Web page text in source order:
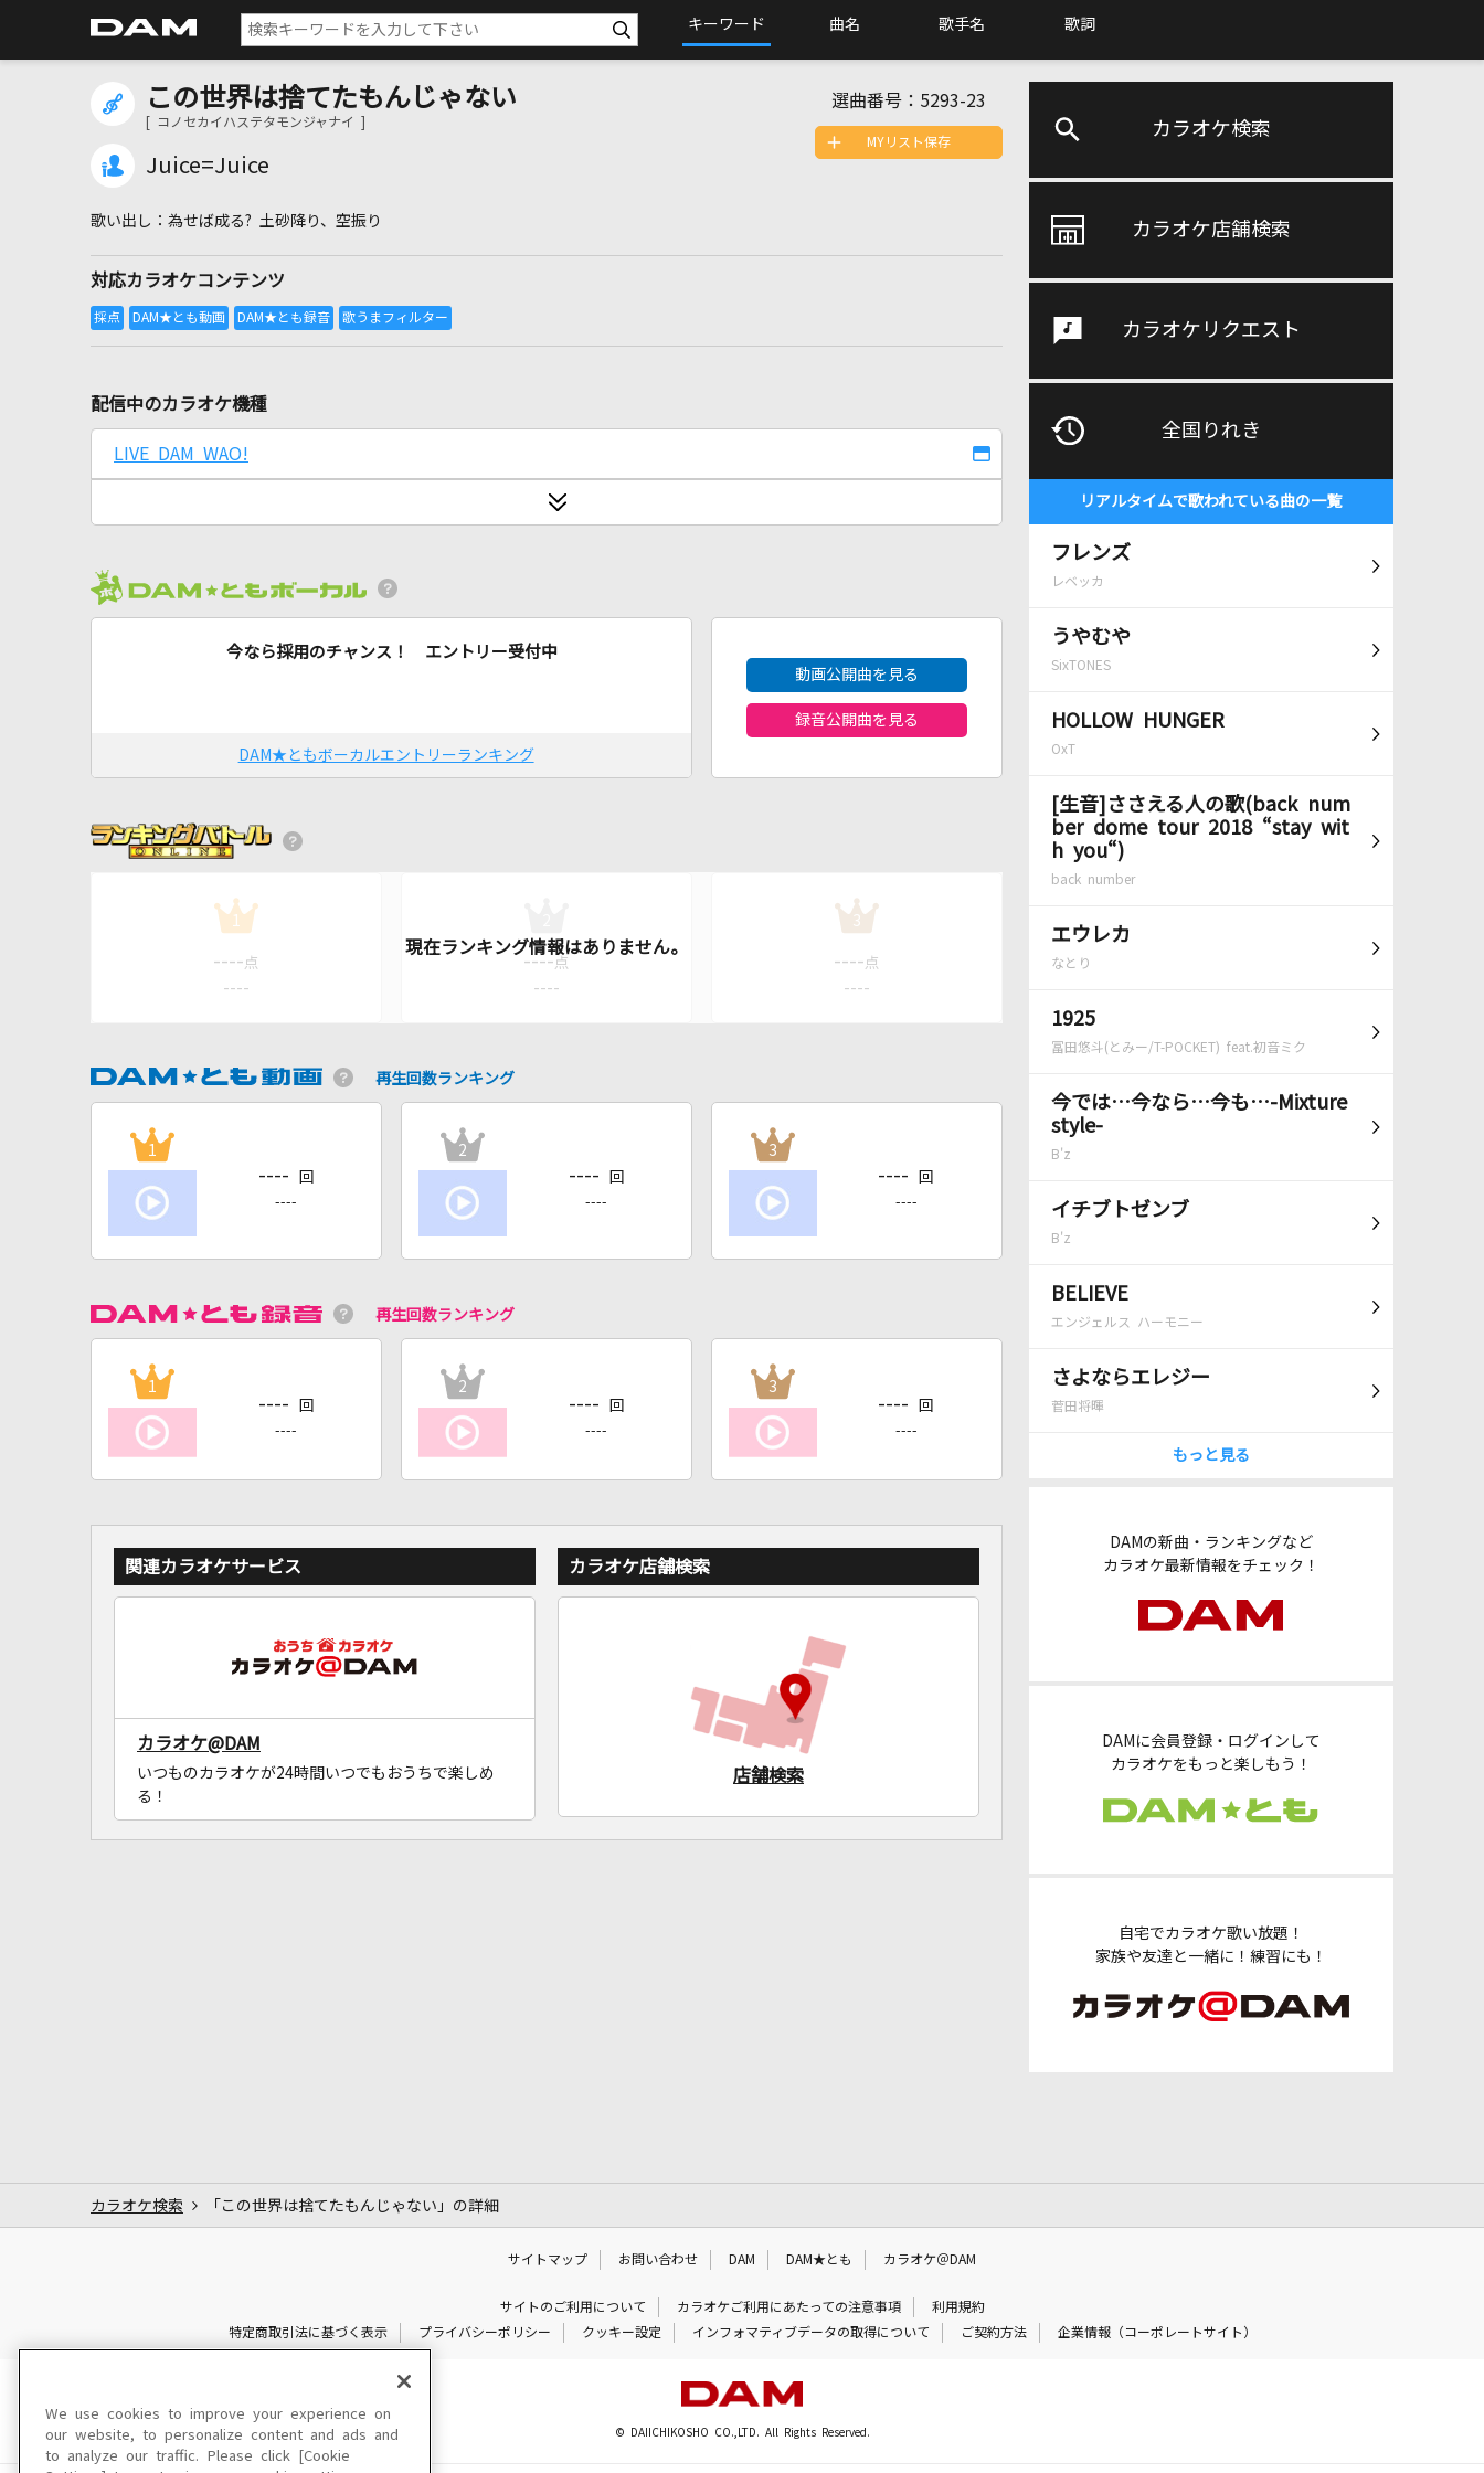
キーワード 曲名 歌手名 歌詞
カラオケ検索
カラオケ店舗検索
カラオケリクエスト
全国りれき
リアルタイムで歌われている曲の一覧
フレンズ
レベッカ
うやむや
SixTONES
HOLLOW HUNGER
OxT
[生音]ささえる人の歌(back num
ber dome tour 2018 “stay wit
h you“)
back number
エウレカ
なとり
1925
冨田悠斗(とみー/T-POCKET) feat.初音ミク
今では…今なら…今も…-Mixture
style-
B'z
イチブトゼンブ
B'z
BELIEVE
エンジェルス ハーモニー
さよならエレジー
菅田将暉
もっと見る
DAMの新曲・ランキングなど
カラオケ最新情報をチェック！
DAMに会員登録・ログインして
カラオケをもっと楽しもう！
自宅でカラオケ歌い放題！
家族や友達と一緒に！練習にも！
この世界は捨てたもんじゃない
[ コノセカイハステタモンジャナイ ]
Juice=Juice
選曲番号： 5293-23
為せば成る? 土砂降り、空振り
対応カラオケコンテンツ
MYリスト保存
配信中のカラオケ機種
LIVE DAM WAO!
今なら採用のチャンス！ エントリー受付中
DAM★ともボーカルエントリーランキング
動画公開曲を見る
録音公開曲を見る
1
---- 点
----
---- 点
----
3
---- 点
----
再生回数ランキング
1
---- 回
----
2
---- 回
----
3
---- 回
----
再生回数ランキング
1
---- 回
----
2
---- 回
----
3
---- 回
----
関連カラオケサービス
カラオケ@DAM
いつものカラオケが24時間いつでもおうちで楽しめ
る！
カラオケ店舗検索
店舗検索
カラオケ検索 「この世界は捨てたもんじゃない」の詳細
サイトマップ お問い合わせ DAM DAM★とも カラオケ＠DAM
サイトのご利用について カラオケご利用にあたっての注意事項
利用規約
特定商取引法に基づく表示
プライバシーポリシー クッキー設定 インフォマティブデータの取得について ご契約方法 企業情報（コーポレートサイト）
© DAIICHIKOSHO CO.,LTD. All Rights Reserved.
We use cookies to improve your experience on
our website, to personalize content and ads and
to analyze our traffic. Please click [Cookie